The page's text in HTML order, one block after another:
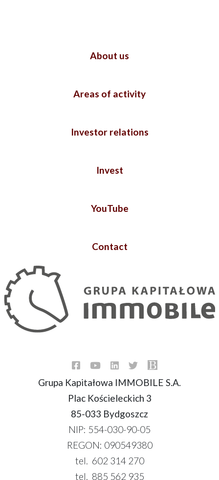
About us
Areas of activity
Investor relations
Invest
YouTube
Contact
Grupa Kapitałowa IMMOBILE S.A.
Plac Kościeleckich 3
85-033 Bydgoszcz
NIP: 554-030-90-05
REGON: 090549380
tel. 602 314 270
tel. 885 562 935